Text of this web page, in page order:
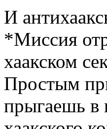
И
*Миссия
хаакском
Простым
прыгаешь в